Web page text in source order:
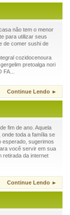
não tem o menor
para utilizar seus
de comer sushi de
cozidocenoura
pretoalga nori
Continue Lendo ►
fim de ano. Aquela
onde toda a família se
esperado, sugerimos
você servir em sua
retirada da internet
Continue Lendo ►